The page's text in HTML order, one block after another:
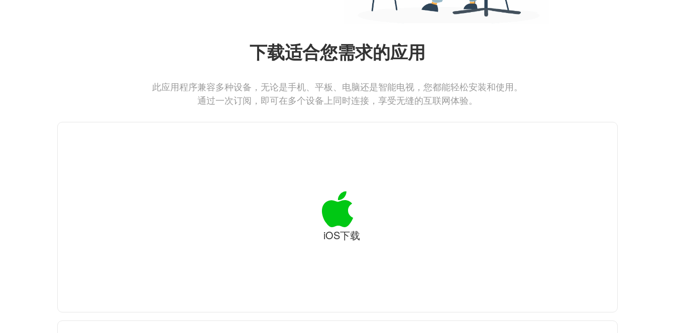
下载适合您需求的应用
此应用程序兼容多种设备，无论是手机、平板、电脑还是智能电视，您都能轻松安装和使用。
通过一次订阅，即可在多个设备上同时连接，享受无缝的互联网体验。
iOS下载